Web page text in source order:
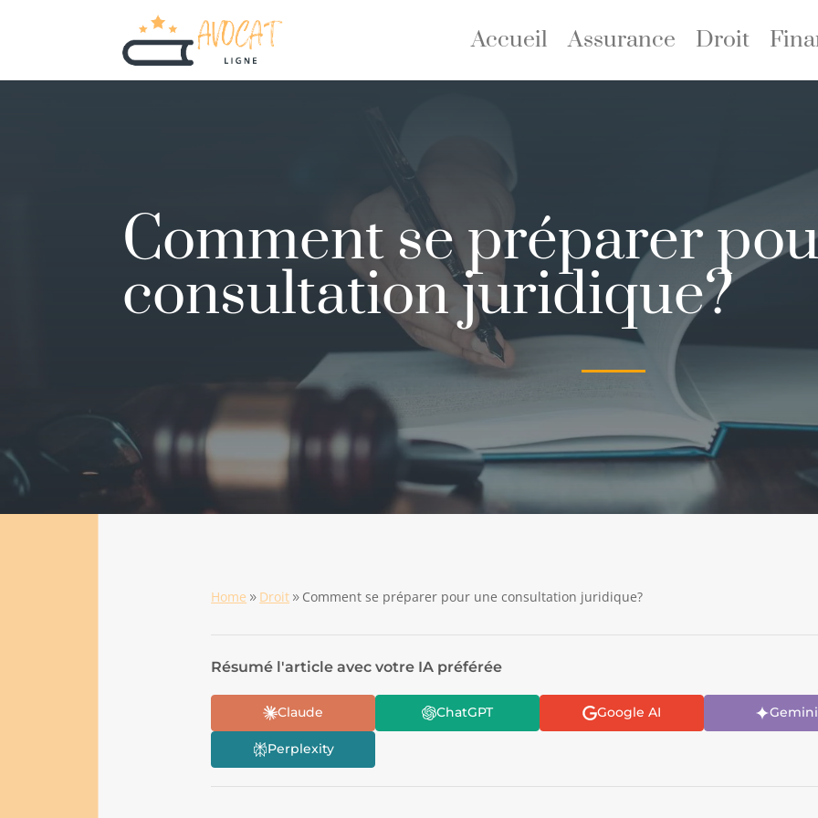
Accueil Assurance Droit
Comment se préparer
consultation juridique?
Home 9 Droit 9 Comment se préparer pour une consultation juridique?
Résumé l'article avec votre IA préférée
Claude ChatGPT Google AI Gemini
Perplexity